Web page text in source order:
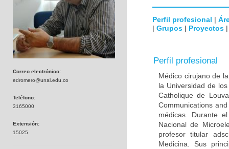
Correo electrónico:
edromero@unal.edu.co
Teléfono:
3165000
Extensión:
15025
Perfil profesional |
| Grupos | Proyectos
Perfil profesional
Médico cirujano de
la Universidad de
Catholique de
Communications
médicas. Durante
Nacional de
profesor titular
Medicina. Sus